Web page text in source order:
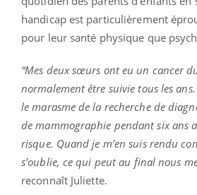
handicap est particulièrement
pour leur santé physique que
“Mes deux sœurs ont eu un cancer
normalement être suivie tous les
le marasme de la recherche de
de mammographie pendant six ans
risque. Quand je m’en suis rendu
s’oublie, ce qui peut au final nous
reconnaît Juliette.